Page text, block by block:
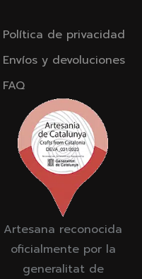
Política de privacidad
Envíos y devoluciones
FAQ
Artesana reconocida
oficialmente por la
generalitat de